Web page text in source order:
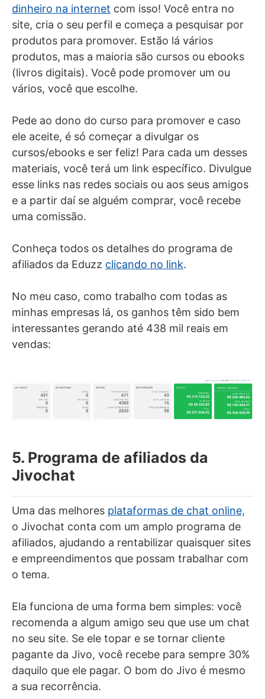
dinheiro na internet com isso! Você entra no
site, cria o seu perfil e começa a pesquisar por
produtos para promover. Estão lá vários
produtos, mas a maioria são cursos ou ebooks
(livros digitais). Você pode promover um ou
vários, você que escolhe.
Pede ao dono do curso para promover e caso
ele aceite, é só começar a divulgar os
cursos/ebooks e ser feliz! Para cada um desses
materiais, você terá um link específico. Divulgue
esse links nas redes sociais ou aos seus amigos
e a partir daí se alguém comprar, você recebe
uma comissão.
Conheça todos os detalhes do programa de
afiliados da Eduzz clicando no link.
No meu caso, como trabalho com todas as
minhas empresas lá, os ganhos têm sido bem
interessantes gerando até 438 mil reais em
vendas:
5. Programa de afiliados da
Jivochat
Uma das melhores plataformas de chat online,
o Jivochat conta com um amplo programa de
afiliados, ajudando a rentabilizar quaisquer sites
e empreendimentos que possam trabalhar com
o tema.
Ela funciona de uma forma bem simples: você
recomenda a algum amigo seu que use um chat
no seu site. Se ele topar e se tornar cliente
pagante da Jivo, você recebe para sempre 30%
daquilo que ele pagar. O bom do Jivo é mesmo
a sua recorrência.